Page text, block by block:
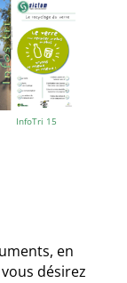
InfoTri 15
en
désirez